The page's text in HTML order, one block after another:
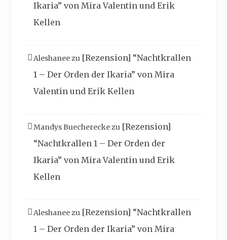
Ikaria” von Mira Valentin und Erik
Kellen
Aleshaneezu [Rezension] “Nachtkrallen
1 – Der Orden der Ikaria” von Mira
Valentin und Erik Kellen
Mandys Buechereckezu [Rezension]
“Nachtkrallen 1 – Der Orden der
Ikaria” von Mira Valentin und Erik
Kellen
Aleshaneezu [Rezension] “Nachtkrallen
1 – Der Orden der Ikaria” von Mira